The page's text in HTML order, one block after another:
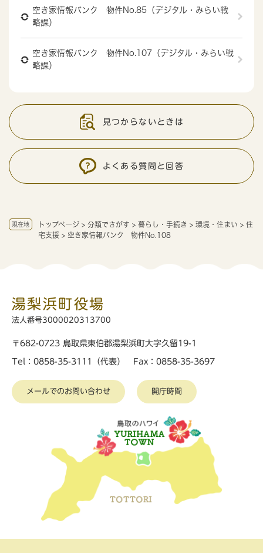
現在地 トップページ > 分類でさがす > 暮らし・手続き > 環境・住まい > 住
宅支援 > 空き家情報バンク 物件No.108
空き家情報バンク 物件No.85（デジタル・みらい戦
略課）
空き家情報バンク 物件No.107（デジタル・みらい戦
略課）
見つからないときは
よくある質問と回答
湯梨浜町役場
法人番号3000020313700
〒682-0723 鳥取県東伯郡湯梨浜町大字久留19-1
Tel：0858-35-3111（代表） Fax：0858-35-3697
メールでのお問い合わせ 開庁時間